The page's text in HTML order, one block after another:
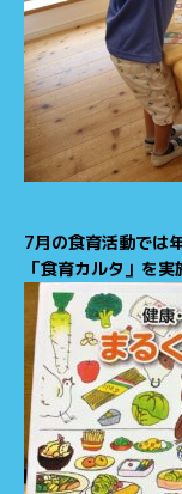
7月の食育活動では
「食育カルタ」を実